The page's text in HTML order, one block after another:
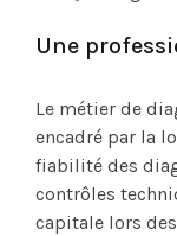
Une
Le métier de
encadré par la
fiabilité des
contrôles
capitale lors